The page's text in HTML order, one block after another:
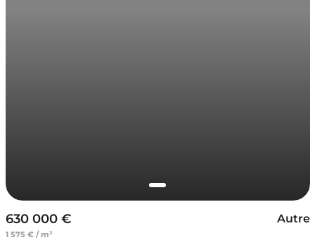
630 000 €
1 575 € / m²
Autre